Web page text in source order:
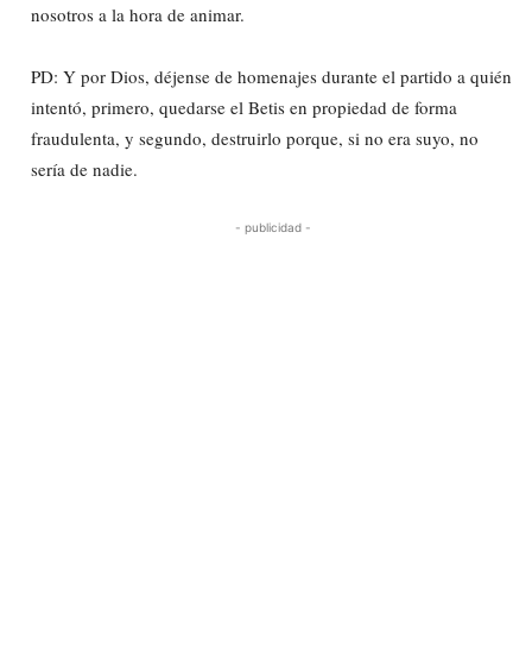
nosotros a la hora de animar.
PD: Y por Dios, déjense de homenajes durante el partido a quién
intentó, primero, quedarse el Betis en propiedad de forma
fraudulenta, y segundo, destruirlo porque, si no era suyo, no
sería de nadie.
- publicidad -